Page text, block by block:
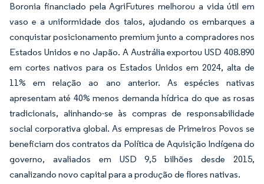
Boronia financiado pela AgriFutures melhorou a vida útil em
vaso e a uniformidade dos talos, ajudando os embarques a
conquistar posicionamento premium junto a compradores nos
Estados Unidos e no Japão. A Austrália exportou USD 408.890
em cortes nativos para os Estados Unidos em 2024, alta de
11% em relação ao ano anterior. As espécies nativas
apresentam até 40% menos demanda hídrica do que as rosas
tradicionais, alinhando-se às compras de responsabilidade
social corporativa global. As empresas de Primeiros Povos se
beneficiam dos contratos da Política de Aquisição Indígena do
governo, avaliados em USD 9,5 bilhões desde 2015,
canalizando novo capital para a produção de flores nativas.